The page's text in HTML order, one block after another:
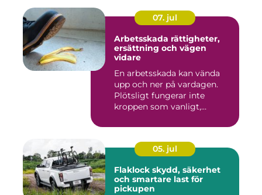
07. jul
Arbetsskada rättigheter,
ersättning och vägen
vidare
En arbetsskada kan vända
upp och ner på vardagen.
Plötsligt fungerar inte
kroppen som vanligt,
05. jul
Flaklock skydd, säkerhet
och smartare last för
pickupen